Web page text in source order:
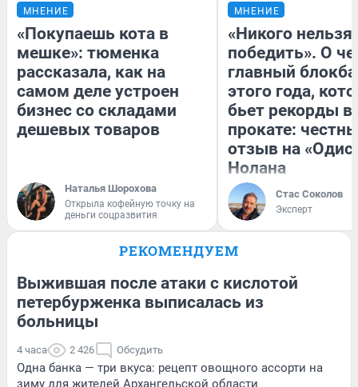
МНЕНИЕ
«Покупаешь кота в
мешке»: тюменка
рассказала, как на
самом деле устроен
бизнес со складами
дешевых товаров
Наталья Шорохова
Открыла кофейную точку на
деньги соцразвития
МНЕНИЕ
«Никого нельзя
победить». О
главный
этого года,
бьет рекорды в
прокате:
отзыв на
Нолана
Стас Соколов
Эксперт
РЕКОМЕНДУЕМ
Выжившая после атаки с кислотой
петербурженка выписалась из
больницы
4 часа 2 426 Обсудить
Одна банка — три вкуса: рецепт овощного ассорти на
зиму для жителей Архангельской области